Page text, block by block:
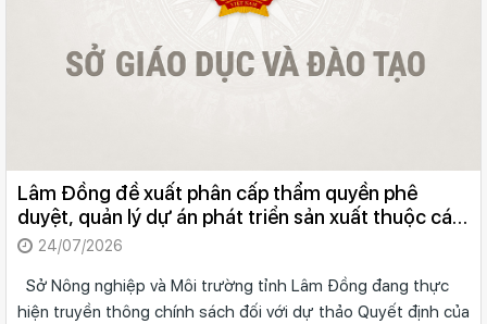
Lâm Đồng đề xuất phân cấp thẩm quyền phê
duyệt, quản lý dự án phát triển sản xuất thuộc các
chương trình mục tiêu quốc gia
24/07/2026
Sở Nông nghiệp và Môi trường tỉnh Lâm Đồng đang thực
hiện truyền thông chính sách đối với dự thảo Quyết định của